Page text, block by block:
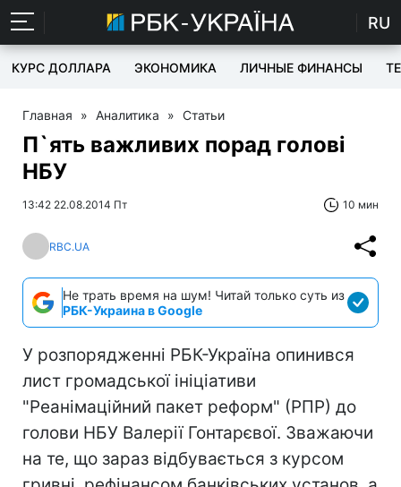
RU
КУРС ДОЛЛАРА ЭКОНОМИКА ЛИЧНЫЕ ФИНАНСЫ
Главная » Аналитика » Статьи
П`ять важливих порад голові
НБУ
13:42 22.08.2014 Пт 10 мин
RBC.UA
Не трать время на шум! Читай только суть из
РБК-Украина в Google
У розпорядженні РБК-Україна опинився
лист громадської ініціативи
"Реанімаційний пакет реформ" (РПР) до
голови НБУ Валерії Гонтарєвої. Зважаючи
на те, що зараз відбувається з курсом